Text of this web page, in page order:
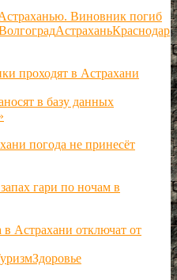
Виновник погиб
АстраханьКраснодар
проходят в Астрахани
в базу данных
погода не принесёт
гари по ночам в
Астрахани отключат от
Здоровье